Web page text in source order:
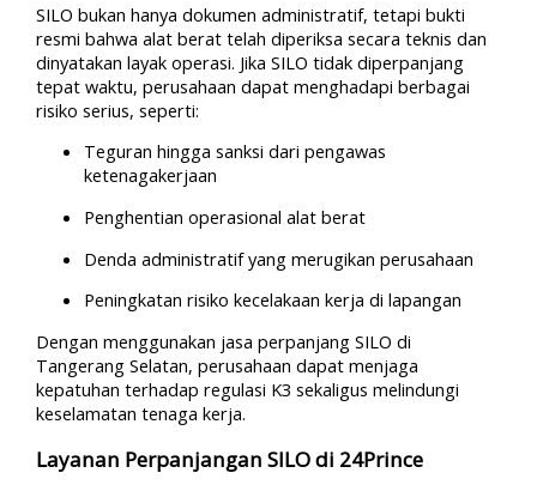
SILO bukan hanya dokumen administratif, tetapi bukti
resmi bahwa alat berat telah diperiksa secara teknis dan
dinyatakan layak operasi. Jika SILO tidak diperpanjang
tepat waktu, perusahaan dapat menghadapi berbagai
risiko serius, seperti:
Teguran hingga sanksi dari pengawas
ketenagakerjaan
Penghentian operasional alat berat
Denda administratif yang merugikan perusahaan
Peningkatan risiko kecelakaan kerja di lapangan
Dengan menggunakan jasa perpanjang SILO di
Tangerang Selatan, perusahaan dapat menjaga
kepatuhan terhadap regulasi K3 sekaligus melindungi
keselamatan tenaga kerja.
Layanan Perpanjangan SILO di 24Prince